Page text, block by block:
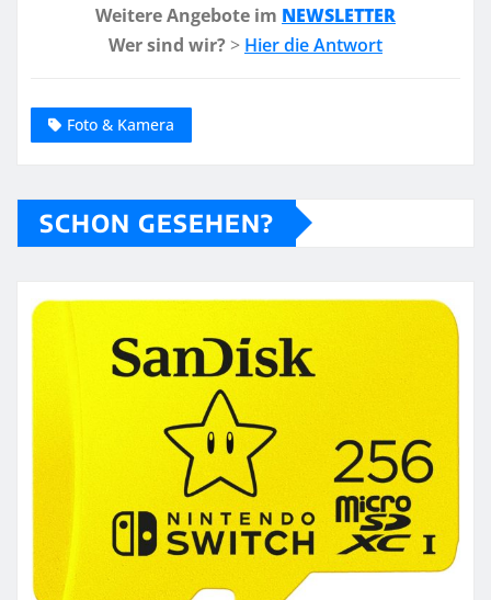
Weitere Angebote im NEWSLETTER
Wer sind wir? > Hier die Antwort
Foto & Kamera
SCHON GESEHEN?